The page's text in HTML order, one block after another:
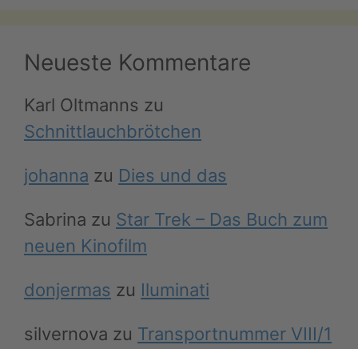
Neueste Kommentare
Karl Oltmanns zu
Schnittlauchbrötchen
johanna zu Dies und das
Sabrina zu Star Trek – Das Buch zum
neuen Kinofilm
donjermas zu Iluminati
silvernova zu Transportnummer VIII/1